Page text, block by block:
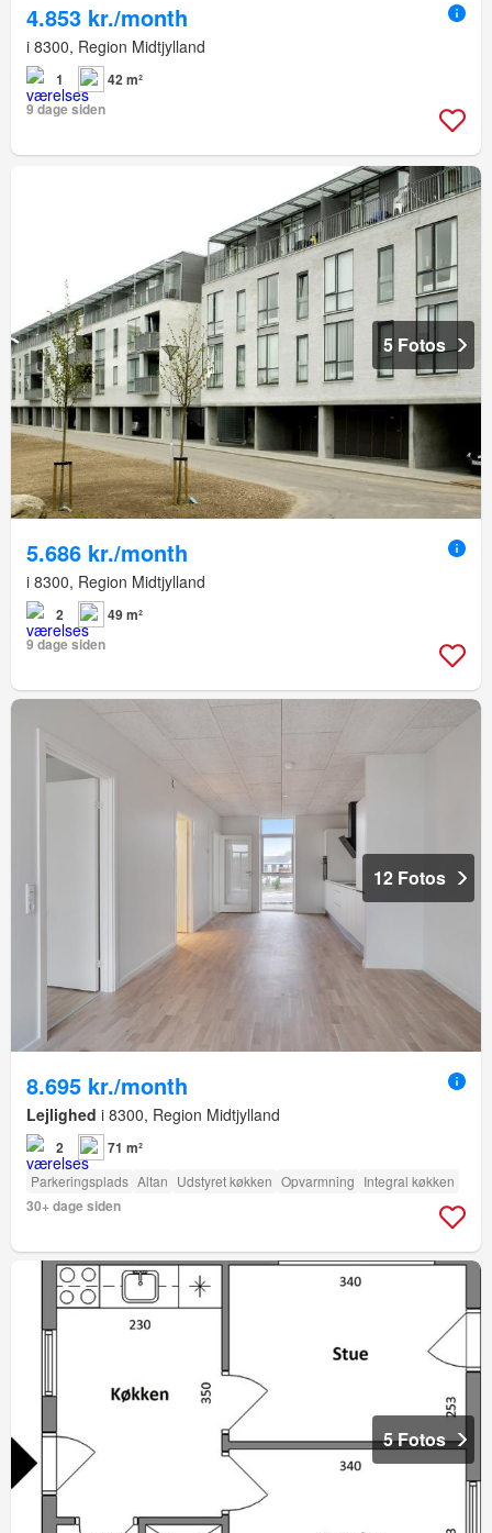
4.853 kr./month
i 8300, Region Midtjylland
1
42 m²
9 dage siden
5 Fotos
5.686 kr./month
i 8300, Region Midtjylland
2
49 m²
9 dage siden
12 Fotos
8.695 kr./month
Lejlighed i 8300, Region Midtjylland
2 71 m²
Parkeringsplads Altan Udstyret køkken Opvarmning Integral køkken
30+ dage siden
5 Fotos